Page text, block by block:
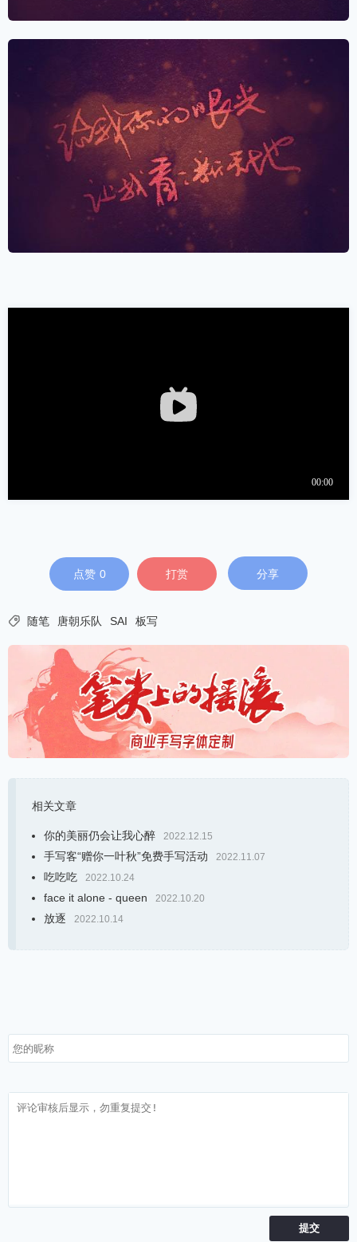
点赞 0 打赏 分享
 随笔 唐朝乐队 SAI 板写
相关文章
你的美丽仍会让我心醉 2022.12.15
手写客“赠你一叶秋”免费手写活动 2022.11.07
吃吃吃 2022.10.24
face it alone - queen 2022.10.20
放逐 2022.10.14